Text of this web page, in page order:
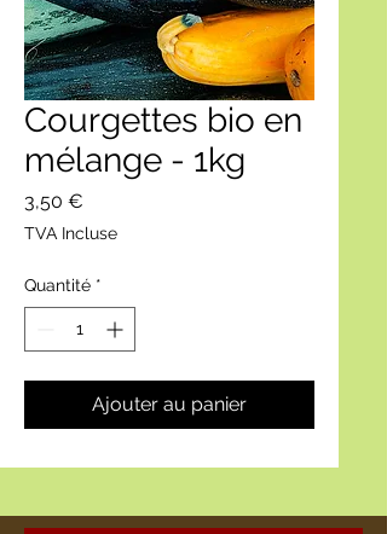
Courgettes bio en
mélange - 1kg
3,50 €
TVA Incluse
Quantité *
Ajouter au panier